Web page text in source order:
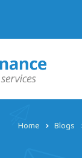
Home Blogs